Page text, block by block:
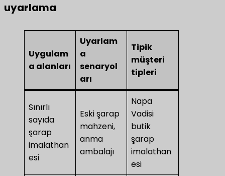
uyarlama
Uygulam
a alanları
Uyarlam
a
senaryol
arı
Tipik
müşteri
tipleri
Sınırlı
sayıda
şarap
imalathan
esi
Eski şarap
mahzeni,
anma
ambalajı
Napa
Vadisi
butik
şarap
imalathan
esi